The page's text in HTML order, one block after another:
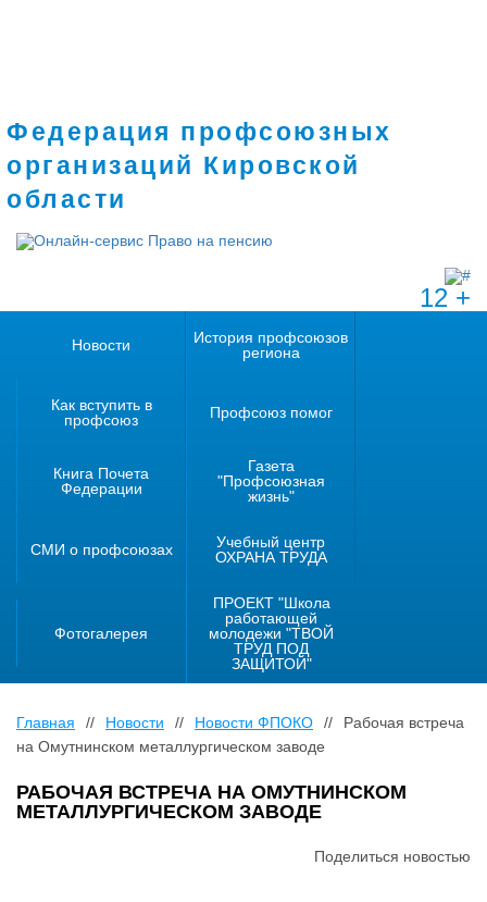
Федерация профсоюзных
организаций Кировской
области
12 +
Новости
История профсоюзов
региона
Как вступить в
профсоюз
Профсоюз помог
Книга Почета
Федерации
Газета
"Профсоюзная
жизнь"
СМИ о профсоюзах
Учебный центр
ОХРАНА ТРУДА
Фотогалерея
ПРОЕКТ "Школа
работающей
молодежи "ТВОЙ
ТРУД ПОД
ЗАЩИТОЙ"
Главная // Новости // Новости ФПОКО //
Рабочая встреча
на Омутнинском металлургическом заводе
РАБОЧАЯ ВСТРЕЧА НА ОМУТНИНСКОМ
МЕТАЛЛУРГИЧЕСКОМ ЗАВОДЕ
Поделиться новостью